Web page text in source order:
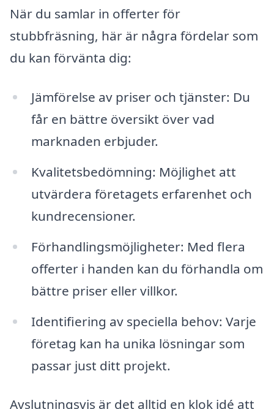
När du samlar in offerter för
stubbfräsning, här är några fördelar som
du kan förvänta dig:
Jämförelse av priser och tjänster: Du
får en bättre översikt över vad
marknaden erbjuder.
Kvalitetsbedömning: Möjlighet att
utvärdera företagets erfarenhet och
kundrecensioner.
Förhandlingsmöjligheter: Med flera
offerter i handen kan du förhandla om
bättre priser eller villkor.
Identifiering av speciella behov: Varje
företag kan ha unika lösningar som
passar just ditt projekt.
Avslutningsvis är det alltid en klok idé att